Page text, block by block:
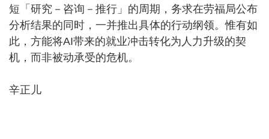
短「研究－咨询－推行」的周期，务求在劳福局公布
分析结果的同时，一并推出具体的行动纲领。惟有如
此，方能将AI带来的就业冲击转化为人力升级的契
机，而非被动承受的危机。
辛正儿